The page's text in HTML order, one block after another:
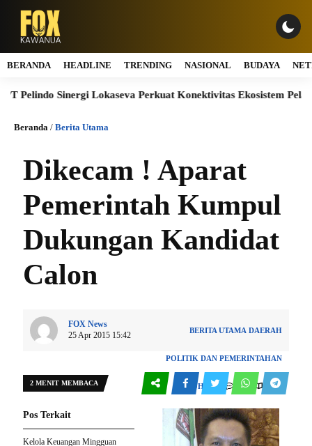
BERANDA HEADLINE TRENDING NASIONAL BUDAYA
Sinergi Lokaseva Perkuat Konektivitas Ekosistem
Beranda / Berita Utama
Dikecam ! Aparat
Pemerintah Kumpul
Dukungan Kandidat
Calon
FOX News
25 Apr 2015 15:42
BERITA UTAMA DAERAH
POLITIK DAN PEMERINTAHAN
TOMOHON 0 117
2 MENIT MEMBACA
Pos Terkait
Kelola Keuangan Mingguan